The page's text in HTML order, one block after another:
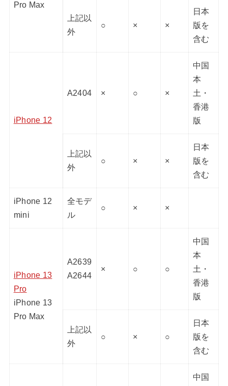
Pro Max
上記以
外
○ × ×
日本
版を
含む
iPhone 12
A2404 × ○ ×
中国
本
土・
香港
版
上記以
外
○ × ×
日本
版を
含む
iPhone 12
mini
全モデ
ル
○ × ×
iPhone 13
Pro
iPhone 13
Pro Max
A2639
A2644
× ○ ○
中国
本
土・
香港
版
上記以
外
○ × ○
日本
版を
含む
中国